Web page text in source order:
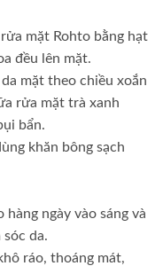
mặt Rohto bằng hạt
đều lên mặt.
mặt theo chiều xoắn
rửa mặt trà xanh
bẩn.
khăn bông sạch
ngày vào sáng và
da.
ráo, thoáng mát,